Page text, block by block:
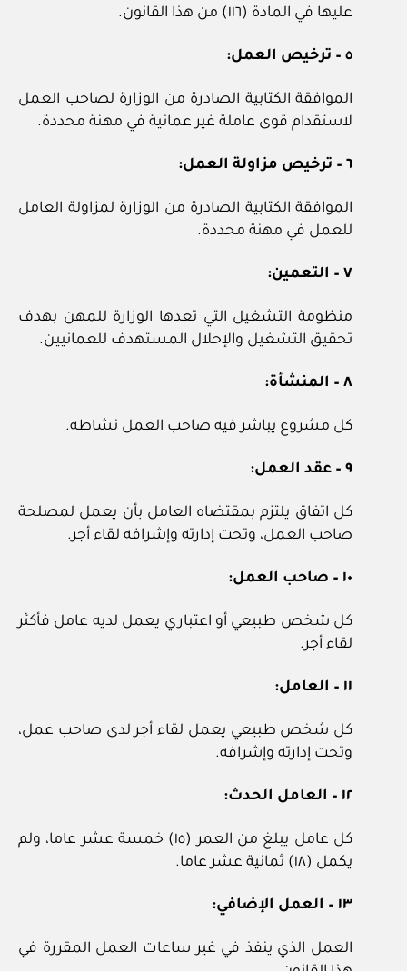
عليها في المادة (١١٦) من هذا القانون.
٥ – ترخيص العمل:
الموافقة الكتابية الصادرة من الوزارة لصاحب العمل
لاستقدام قوى عاملة غير عمانية في مهنة محددة.
٦ – ترخيص مزاولة العمل:
الموافقة الكتابية الصادرة من الوزارة لمزاولة العامل
للعمل في مهنة محددة.
٧ – التعمين:
منظومة التشغيل التي تعدها الوزارة للمهن بهدف
تحقيق التشغيل والإحلال المستهدف للعمانيين.
٨ – المنشأة:
كل مشروع يباشر فيه صاحب العمل نشاطه.
٩ – عقد العمل:
كل اتفاق يلتزم بمقتضاه العامل بأن يعمل لمصلحة
صاحب العمل، وتحت إدارته وإشرافه لقاء أجر.
١٠ – صاحب العمل:
كل شخص طبيعي أو اعتباري يعمل لديه عامل فأكثر
لقاء أجر.
١١ – العامل:
كل شخص طبيعي يعمل لقاء أجر لدى صاحب عمل،
وتحت إدارته وإشرافه.
١٢ – العامل الحدث:
كل عامل يبلغ من العمر (١٥) خمسة عشر عاما، ولم
يكمل (١٨) ثمانية عشر عاما.
١٣ – العمل الإضافي:
العمل الذي ينفذ في غير ساعات العمل المقررة في